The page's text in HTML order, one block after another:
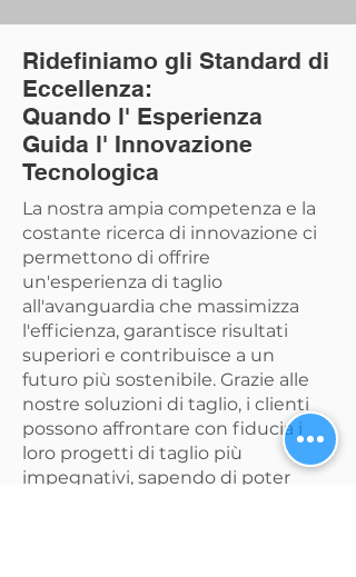
Ridefiniamo gli Standard di
Eccellenza:
Quando l' Esperienza
Guida l' Innovazione
Tecnologica
La nostra ampia competenza e la
costante ricerca di innovazione ci
permettono di offrire
un'esperienza di taglio
all'avanguardia che massimizza
l'efficienza, garantisce risultati
superiori e contribuisce a un
futuro più sostenibile. Grazie alle
nostre soluzioni di taglio, i clienti
possono affrontare con fiducia i
loro progetti di taglio più
impegnativi, sapendo di poter